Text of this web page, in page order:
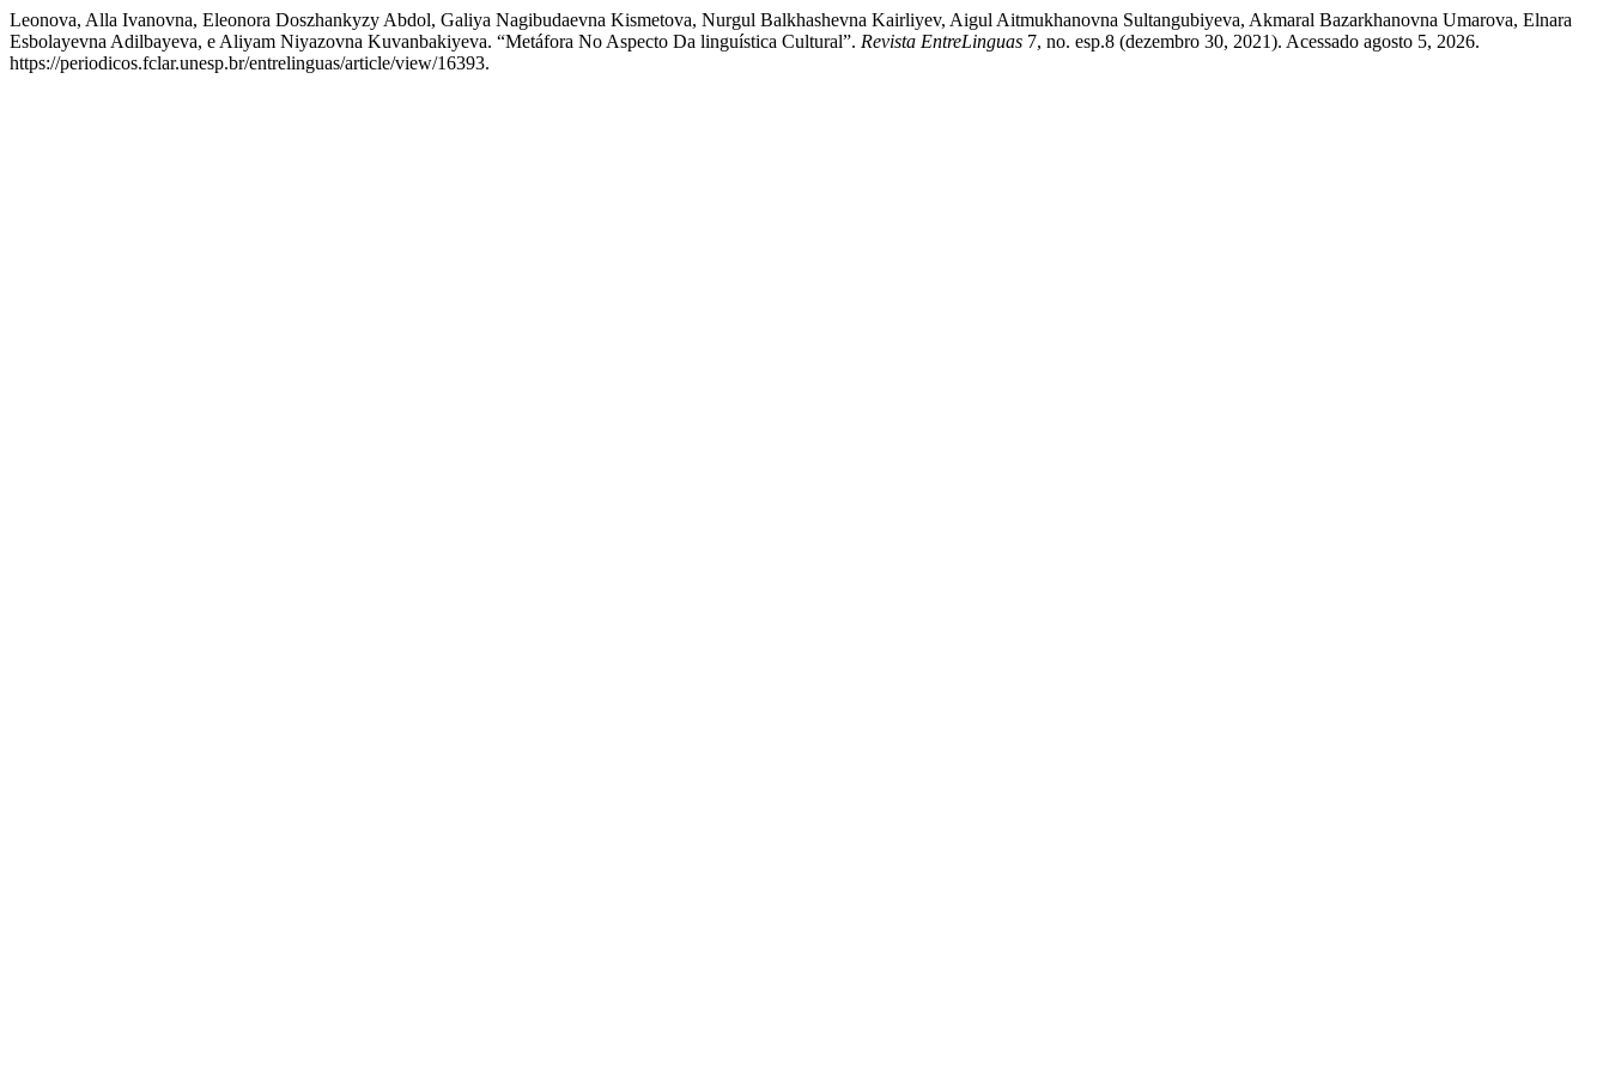
Leonova, Alla Ivanovna, Eleonora Doszhankyzy Abdol, Galiya Nagibudaevna Kismetova, Nurgul Balkhashevna Kairliyev, Aigul Aitmukhanovna Sultangubiyeva, Akmaral Bazarkhanovna Umarova, Elnara
Esbolayevna Adilbayeva, e Aliyam Niyazovna Kuvanbakiyeva. “Metáfora No Aspecto Da linguística Cultural”. Revista EntreLinguas 7, no. esp.8 (dezembro 30, 2021). Acessado agosto 5, 2026.
https://periodicos.fclar.unesp.br/entrelinguas/article/view/16393.